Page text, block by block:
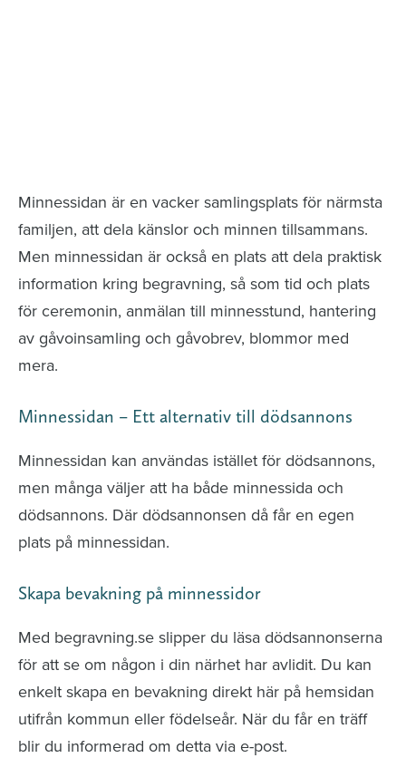
Minnessidan är en vacker samlingsplats för närmsta
familjen, att dela känslor och minnen tillsammans.
Men minnessidan är också en plats att dela praktisk
information kring begravning, så som tid och plats
för ceremonin, anmälan till minnesstund, hantering
av gåvoinsamling och gåvobrev, blommor med
mera.
Minnessidan – Ett alternativ till dödsannons
Minnessidan kan användas istället för dödsannons,
men många väljer att ha både minnessida och
dödsannons. Där dödsannonsen då får en egen
plats på minnessidan.
Skapa bevakning på minnessidor
Med begravning.se slipper du läsa dödsannonserna
för att se om någon i din närhet har avlidit. Du kan
enkelt skapa en bevakning direkt här på hemsidan
utifrån kommun eller födelseår. När du får en träff
blir du informerad om detta via e-post.